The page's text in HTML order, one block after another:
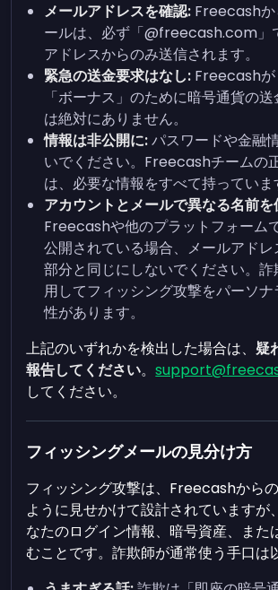
メールアドレスを確認: Freecashか
ールは、必ず「@freecash.com」
アドレスからのみ送信されます。
緊急の送金要求はなし: Freecashが
「ボーナス」のために暗号通貨の
は絶対にありません。
情報は非公開に:パスワードや金融
いでください。Freecashチームの
は、必要な情報をすべて持っていま
アカウントとメールで異なる名前を
Freecashや他のプラットフォーム
公開されている場合、メールアド
部分と同じにしないでください。
用してフィッシング攻撃をパーソ
性があります。
上記のいずれかを検出した場合は、疑
報告してください。
してください。
フィッシングメールの見分け方
フィッシング攻撃は、Freecashから
ように見せかけて設計されていますが
なたのログイン情報、暗号資産、また
むことです。詐欺師が通常使う手口は